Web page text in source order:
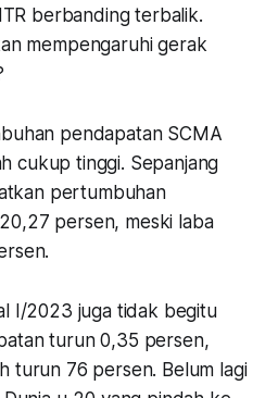
berbanding terbalik.
mempengaruhi gerak
pendapatan SCMA
cukup tinggi. Sepanjang
pertumbuhan
persen, meski laba
I/2023 juga tidak begitu
turun 0,35 persen,
turun 76 persen. Belum lagi